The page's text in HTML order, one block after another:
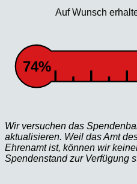
Auf Wunsch
74%
Wir versuchen das
aktualisieren. Weil das Amt
Ehrenamt ist, können wir
Spendenstand zur Verfügung